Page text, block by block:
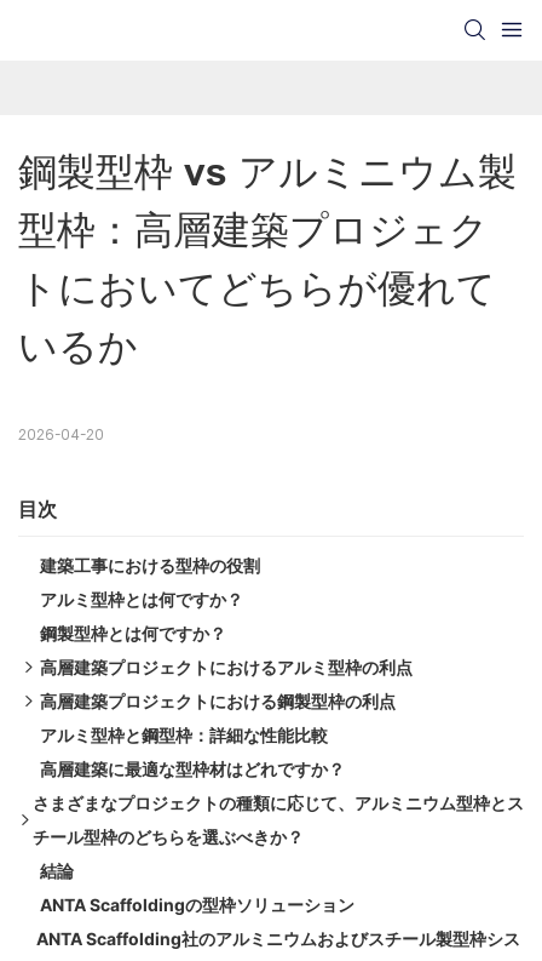
鋼製型枠 vs アルミニウム製
型枠：高層建築プロジェク
トにおいてどちらが優れて
いるか
2026-04-20
目次
建築工事における型枠の役割
アルミ型枠とは何ですか？
鋼製型枠とは何ですか？
高層建築プロジェクトにおけるアルミ型枠の利点
1. 非常に速い建設速度
2. 軽量で持ち運びが簡単
3. 滑らかなコンクリート仕上げ
4. 高い再利用価値
5. 必要な労働力が少ない
6. サイト構成の改善
高層建築プロジェクトにおける鋼製型枠の利点
1. 非常に頑丈な構造
2. 長寿命
3. 複雑なデザインに最適
4. 高い耐荷重能力
5. 安定性と信頼性
6. 重作業プロジェクトに適しています
アルミ型枠と鋼型枠：詳細な性能比較
高層建築に最適な型枠材はどれですか？
さまざまなプロジェクトの種類に応じて、アルミニウム型枠とス
チール型枠のどちらを選ぶべきか？
1. 高層住宅
2. 商業ビル（オフィス、ショッピングモール）
3．インフラ整備事業（橋梁、高架橋）
結論
ANTA Scaffoldingの型枠ソリューション
ANTA Scaffolding社のアルミニウムおよびスチール製型枠シス